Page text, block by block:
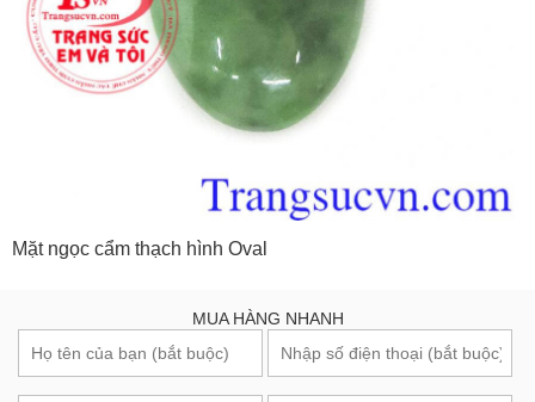
Mặt ngọc cẩm thạch hình Oval
MUA HÀNG NHANH